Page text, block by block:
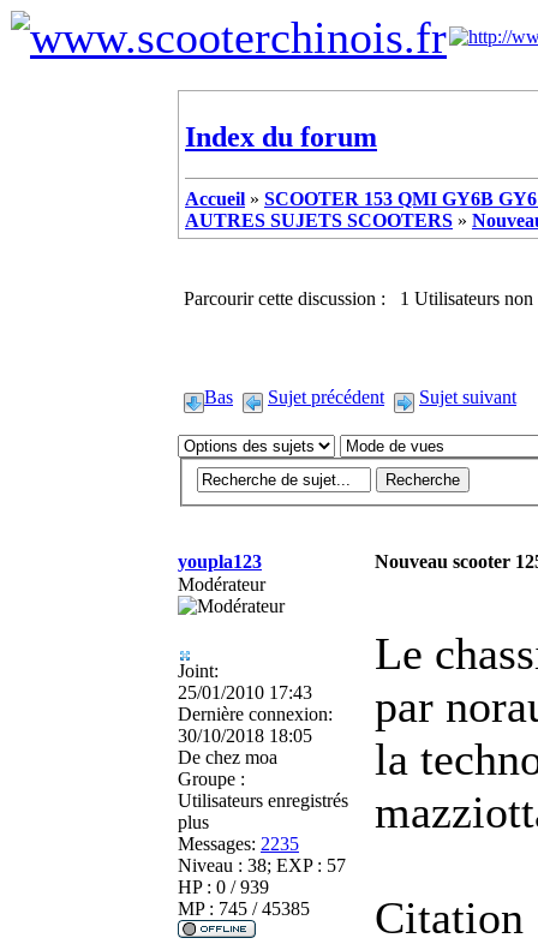
Index du forum
Accueil » SCOOTER 153 QMI GY6B
AUTRES SUJETS SCOOTERS »
Parcourir cette discussion : 1 Utilisateurs non
Bas Sujet précédent Sujet suivant
youpla123
Nouveau scooter
Modérateur
Joint:
25/01/2010 17:43
Dernière connexion:
30/10/2018 18:05
De chez moa
Groupe :
Utilisateurs enregistrés
plus
Messages: 2235
Niveau : 38; EXP : 57
HP : 0 / 939
MP : 745 / 45385
Le
par
la
Citation